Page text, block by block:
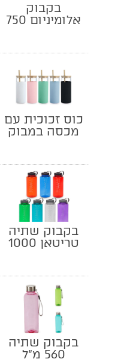
בקבוק
אלומיניום 750
כוס זכוכית עם
מכסה במבוק
בקבוק שתיה
טריטאן 1000
בקבוק שתיה
560 מ"ל